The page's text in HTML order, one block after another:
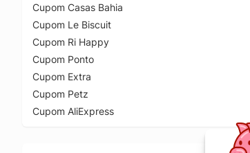
Cupom Casas Bahia
Cupom Le Biscuit
Cupom Ri Happy
Cupom Ponto
Cupom Extra
Cupom Petz
Cupom AliExpress